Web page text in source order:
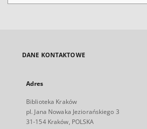
DANE KONTAKTOWE
Adres
Biblioteka Kraków
pl. Jana Nowaka Jeziorańskiego 3
31-154 Kraków, POLSKA